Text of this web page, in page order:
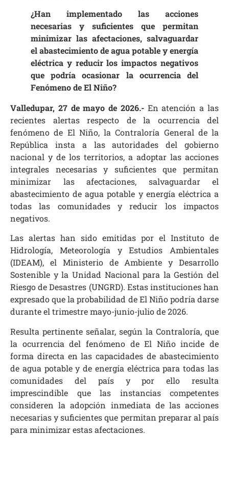
¿Han implementado las acciones
necesarias y suficientes que permitan
minimizar las afectaciones, salvaguardar
el abastecimiento de agua potable y energía
eléctrica y reducir los impactos negativos
que podría ocasionar la ocurrencia del
Fenómeno de El Niño?
Valledupar, 27 de mayo de 2026.- En atención a las
recientes alertas respecto de la ocurrencia del
fenómeno de El Niño, la Contraloría General de la
República insta a las autoridades del gobierno
nacional y de los territorios, a adoptar las acciones
integrales necesarias y suficientes que permitan
minimizar las afectaciones, salvaguardar el
abastecimiento de agua potable y energía eléctrica a
todas las comunidades y reducir los impactos
negativos.
Las alertas han sido emitidas por el Instituto de
Hidrología, Meteorología y Estudios Ambientales
(IDEAM), el Ministerio de Ambiente y Desarrollo
Sostenible y la Unidad Nacional para la Gestión del
Riesgo de Desastres (UNGRD). Estas instituciones han
expresado que la probabilidad de El Niño podría darse
durante el trimestre mayo-junio-julio de 2026.
Resulta pertinente señalar, según la Contraloría, que
la ocurrencia del fenómeno de El Niño incide de
forma directa en las capacidades de abastecimiento
de agua potable y de energía eléctrica para todas las
comunidades del país y por ello resulta
imprescindible que las instancias competentes
consideren la adopción inmediata de las acciones
necesarias y suficientes que permitan preparar al país
para minimizar estas afectaciones.